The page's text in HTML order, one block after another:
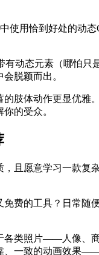
使用恰到好处的动
有动态元素（哪怕只
脱颖而出。
的肢体动作更显优雅
的受众。
且愿意学习一款复
费的工具？日常随
各类照片——人像、
、一致的动画效果